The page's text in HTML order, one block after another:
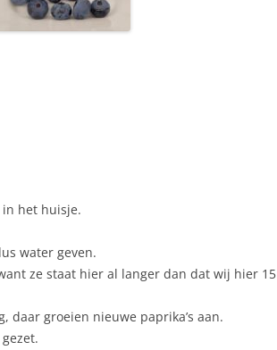
het huisje.
water geven.
ze staat hier al langer dan dat wij hier 15
daar groeien nieuwe paprika’s aan.